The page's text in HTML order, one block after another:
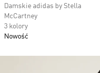
Damskie adidas by Stella
McCartney
3 kolory
Nowość